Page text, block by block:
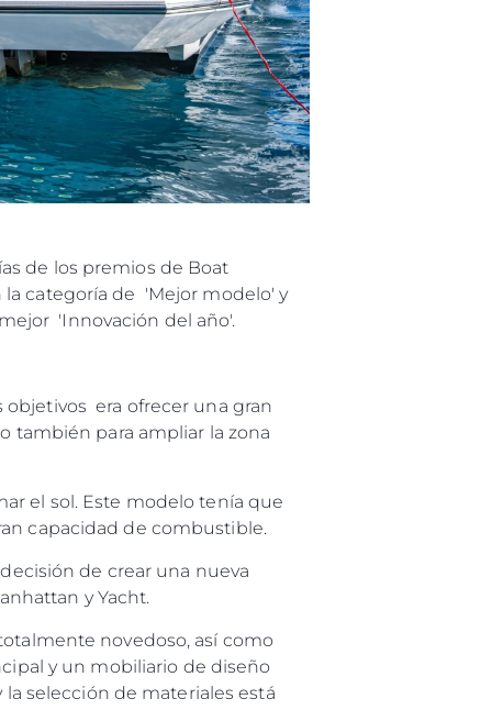
de los premios de Boat
categoría de 'Mejor modelo' y
'Innovación del año'.
era ofrecer una gran
también para ampliar la zona
el sol. Este modelo tenía que
capacidad de combustible.
de crear una nueva
y Yacht.
novedoso, así como
y un mobiliario de diseño
selección de materiales está
Somos?
Vida
Embarcación